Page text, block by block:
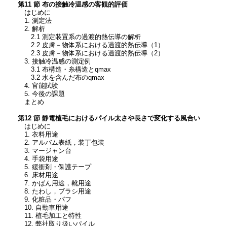
第11 節 布の接触冷温感の客観的評価
はじめに
1. 測定法
2. 解析
2.1 測定装置系の過渡的熱伝導の解析
2.2 皮膚－物体系における過渡的熱伝導（1）
2.3 皮膚－物体系における過渡的熱伝導（2）
3. 接触冷温感の測定例
3.1 布構造・糸構造とqmax
3.2 水を含んだ布のqmax
4. 官能試験
5. 今後の課題
まとめ
第12 節 静電植毛におけるパイル太さや長さで変化する風合い
はじめに
1. 衣料用途
2. アルバム表紙，装丁包装
3. マージャン台
4. 手袋用途
5. 緩衝剤・保護テープ
6. 床材用途
7. かばん用途，靴用途
8. たわし，ブラシ用途
9. 化粧品・パフ
10. 自動車用途
11. 植毛加工と特性
12. 弊社取り扱いパイル